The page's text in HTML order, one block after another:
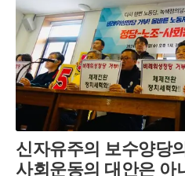
신자유주의 보수양당
사회운동의 대안은 아